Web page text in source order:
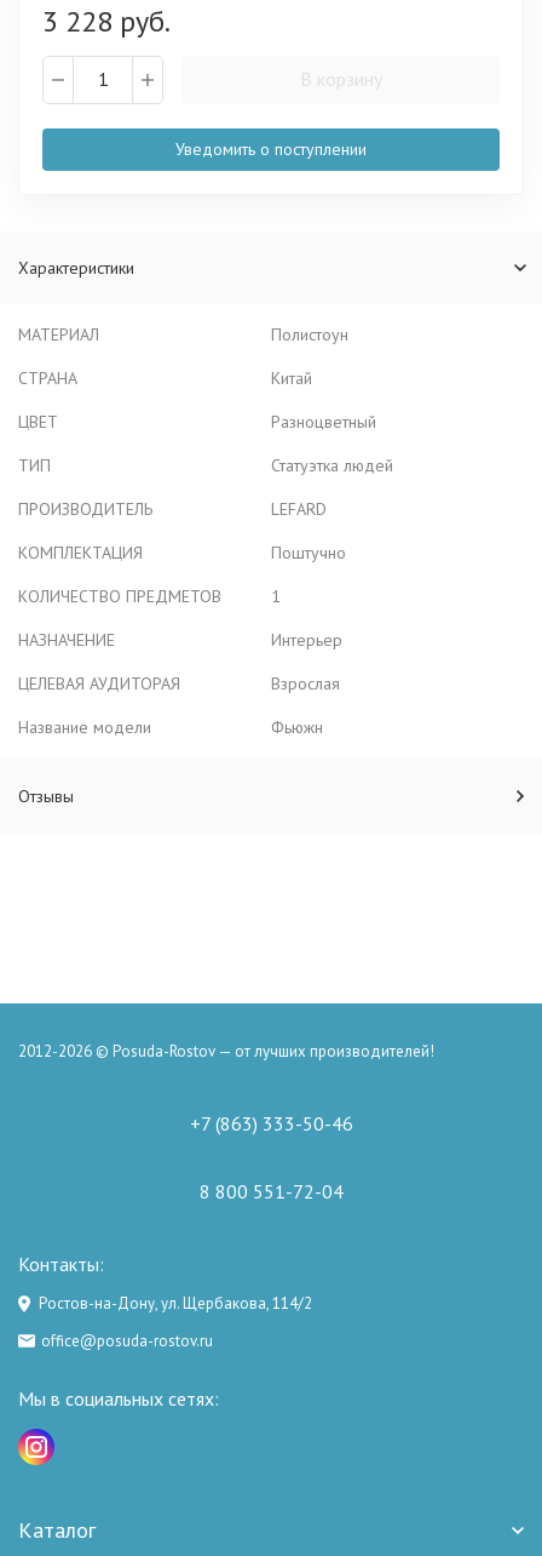
3 228 руб.
В корзину
Уведомить о поступлении
Характеристики
МАТЕРИАЛ
Полистоун
СТРАНА
Китай
ЦВЕТ
Разноцветный
ТИП
Статуэтка людей
ПРОИЗВОДИТЕЛЬ
LEFARD
КОМПЛЕКТАЦИЯ
Поштучно
КОЛИЧЕСТВО ПРЕДМЕТОВ
1
НАЗНАЧЕНИЕ
Интерьер
ЦЕЛЕВАЯ АУДИТОРАЯ
Взрослая
Название модели
Фьюжн
Отзывы
2012-2026 © Posuda-Rostov — от лучших производителей!
+7 (863) 333-50-46
8 800 551-72-04
Контакты:
Ростов-на-Дону, ул. Щербакова, 114/2
office@posuda-rostov.ru
Мы в социальных сетях:
Каталог